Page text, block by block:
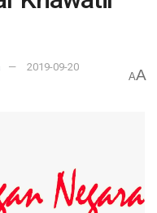
2019-09-20
AA